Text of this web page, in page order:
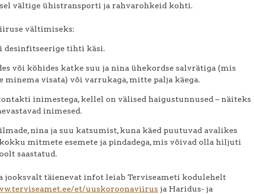
vältige ühistransporti ja rahvarohkeid kohti.
vältimiseks:
desinfitseerige tihti käsi.
või köhides katke suu ja nina ühekordse salvrätiga (mis
minema visata) või varrukaga, mitte palja käega.
inimestega, kellel on välised haigustunnused – näiteks
inimesed.
nina ja suu katsumist, kuna käed puutuvad avalikes
mitmete esemete ja pindadega, mis võivad olla hiljuti
saastatud.
jooksvalt täienevat infot leiab Terviseameti kodulehelt
et/uuskoroonaviirus ja Haridus- ja